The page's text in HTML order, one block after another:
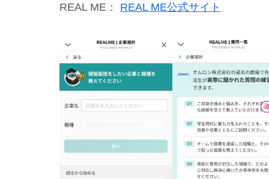
REAL ME： REAL ME公式サイト